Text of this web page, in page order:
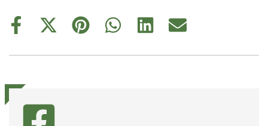
Share
Share
(Twitter)
Share
Share
Share
Share